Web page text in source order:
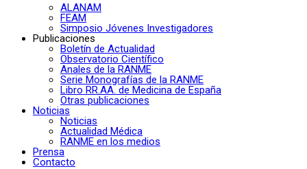
ALANAM
FEAM
Simposio Jóvenes Investigadores
Publicaciones
Boletín de Actualidad
Observatorio Científico
Anales de la RANME
Serie Monografías de la RANME
Libro RR.AA. de Medicina de España
Otras publicaciones
Noticias
Noticias
Actualidad Médica
RANME en los medios
Prensa
Contacto